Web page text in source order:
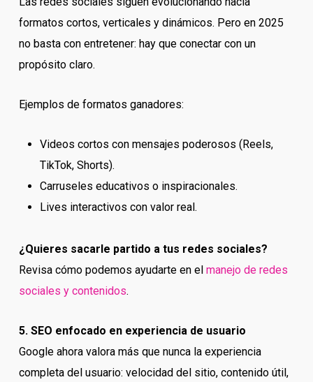
formatos cortos, verticales y dinámicos. Pero en 2025
no basta con entretener: hay que conectar con un
propósito claro.
Ejemplos de formatos ganadores:
Videos cortos con mensajes poderosos (Reels,
TikTok, Shorts).
Carruseles educativos o inspiracionales.
Lives interactivos con valor real.
¿Quieres sacarle partido a tus redes sociales?
Revisa cómo podemos ayudarte en el manejo de redes
sociales y contenidos.
5. SEO enfocado en experiencia de usuario
Google ahora valora más que nunca la experiencia
completa del usuario: velocidad del sitio, contenido útil,